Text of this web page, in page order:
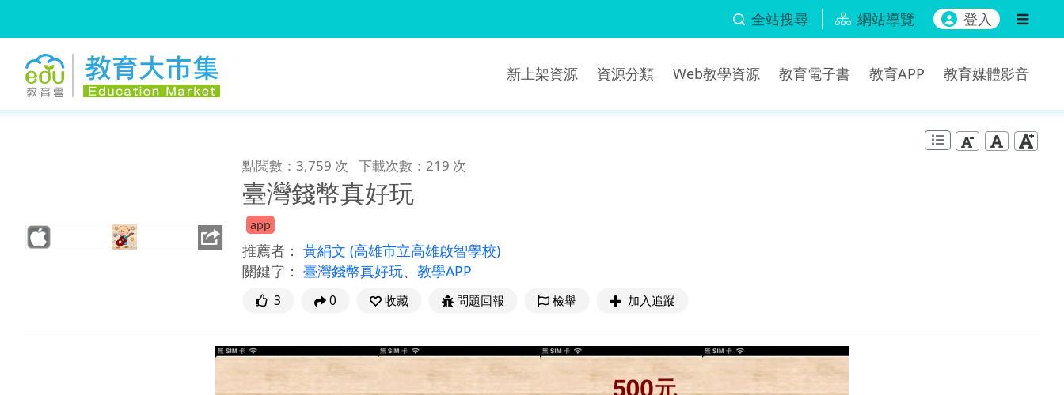
全站搜尋 網站導覽 登入
新上架資源 資源分類 Web教學資源 教育電子書 教育APP 教育媒體影音
點閱數：3,759 次 下載次數：219 次
臺灣錢幣真好玩
app
推薦者： 黃絹文 (高雄市立高雄啟智學校)
關鍵字： 臺灣錢幣真好玩、 教學APP
3 0 收藏 問題回報 檢舉 加入追蹤